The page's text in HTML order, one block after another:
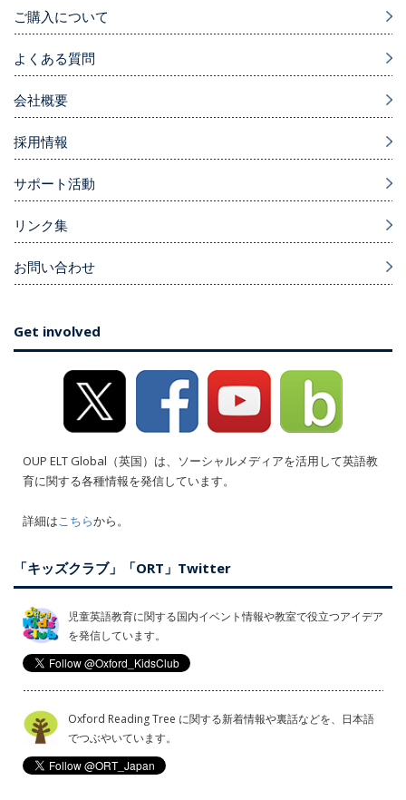
ご購入について
よくある質問
会社概要
採用情報
サポート活動
リンク集
お問い合わせ
Get involved
OUP ELT Global（英国）は、ソーシャルメディアを活用して英語教
育に関する各種情報を発信しています。
詳細はこちらから。
「キッズクラブ」「ORT」Twitter
児童英語教育に関する国内イベント情報や教室で役立つアイデア
を発信しています。
Oxford Reading Tree に関する新着情報や裏話などを、日本語
でつぶやいています。